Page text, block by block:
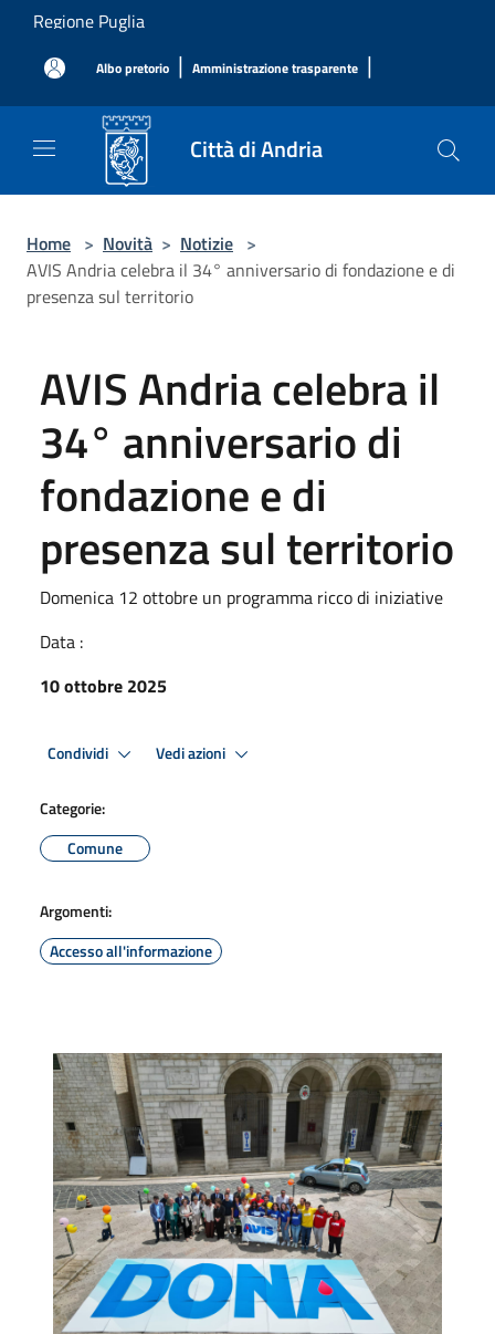
Salta al contenuto principale
Regione Puglia
Albo pretorio | Amministrazione trasparente |
Città di Andria
Home > Novità > Notizie >
AVIS Andria celebra il 34° anniversario di fondazione e di
presenza sul territorio
AVIS Andria celebra il
34° anniversario di
fondazione e di
presenza sul territorio
Domenica 12 ottobre un programma ricco di iniziative
Data :
10 ottobre 2025
Condividi Vedi azioni
Categorie:
Comune
Argomenti:
Accesso all'informazione